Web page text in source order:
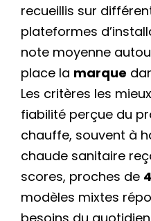
recueillis sur
plateformes
note moyenne
place la marque
Les critères les
fiabilité perçue du
chauffe, souvent à
chaude sanitaire
scores, proches de
modèles mixtes